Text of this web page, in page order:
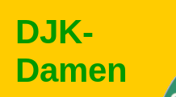
DJK-
Damen